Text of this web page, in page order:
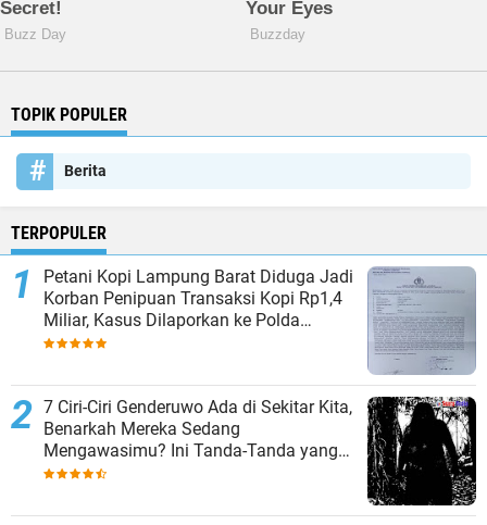
TOPIK POPULER
Berita
TERPOPULER
Petani Kopi Lampung Barat Diduga Jadi
Korban Penipuan Transaksi Kopi Rp1,4
Miliar, Kasus Dilaporkan ke Polda
Lampung
7 Ciri-Ciri Genderuwo Ada di Sekitar Kita,
Benarkah Mereka Sedang
Mengawasimu? Ini Tanda-Tanda yang
Sering Diabaikan